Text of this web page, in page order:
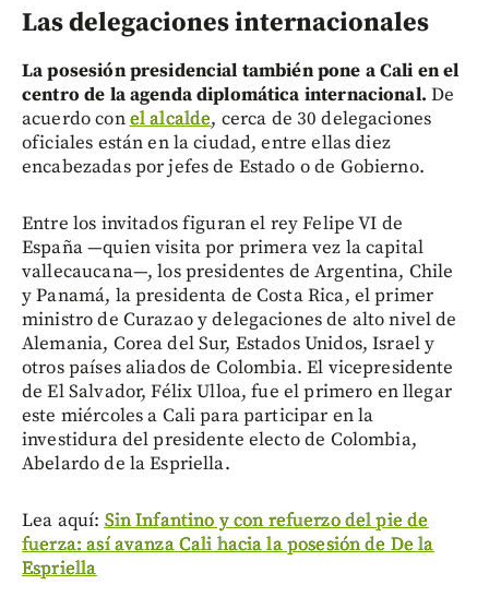
Las delegaciones internacionales
La posesión presidencial también pone a Cali en el
centro de la agenda diplomática internacional. De
acuerdo conel alcalde, cerca de 30 delegaciones
oficiales están en la ciudad, entre ellas diez
encabezadas por jefes de Estado o de Gobierno.
Entre los invitados figuran el rey Felipe VI de
España —quien visita por primera vez la capital
vallecaucana—, los presidentes de Argentina, Chile
y Panamá, la presidenta de Costa Rica, el primer
ministro de Curazao y delegaciones de alto nivel de
Alemania, Corea del Sur, Estados Unidos, Israel y
otros países aliados de Colombia. El vicepresidente
de El Salvador, Félix Ulloa, fue el primero en llegar
este miércoles a Cali para participar en la
investidura del presidente electo de Colombia,
Abelardo de la Espriella.
Lea aquí: Sin Infantino y con refuerzo del pie de
fuerza: así avanza Cali hacia la posesión de De la
Espriella